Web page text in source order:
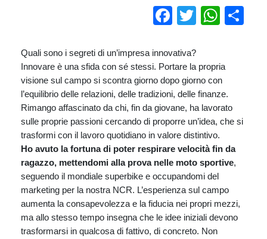
Facebook
Twitter
Quali sono i segreti di un’impresa innovativa?
Innovare è una sfida con sé stessi. Portare la propria
visione sul campo si scontra giorno dopo giorno con
l’equilibrio delle relazioni, delle tradizioni, delle finanze.
Rimango affascinato da chi, fin da giovane, ha lavorato
sulle proprie passioni cercando di proporre un’idea, che si
trasformi con il lavoro quotidiano in valore distintivo.
Ho avuto la fortuna di poter respirare velocità fin da
ragazzo, mettendomi alla prova nelle moto sportive,
seguendo il mondiale superbike e occupandomi del
marketing per la nostra NCR. L’esperienza sul campo
aumenta la consapevolezza e la fiducia nei propri mezzi,
ma allo stesso tempo insegna che le idee iniziali devono
trasformarsi in qualcosa di fattivo, di concreto. Non